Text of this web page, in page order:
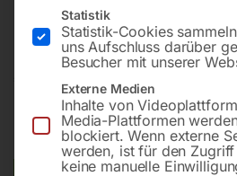
RE-Lauf
450,00
inkl. MwSt. zzgl. Versandkosten
Lieferzeit:ca. 2 - 3 Tage
Statistik
Statistik-Cookies
uns Aufschluss darüber
Besucher mit unserer
Externe Medien
Inhalte von
Media-Plattformen
blockiert. Wenn externe
werden, ist für den
keine manuelle